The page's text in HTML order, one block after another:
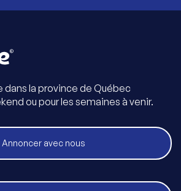
dans la province de Québec
ou pour les semaines à venir.
Annoncer avec nous